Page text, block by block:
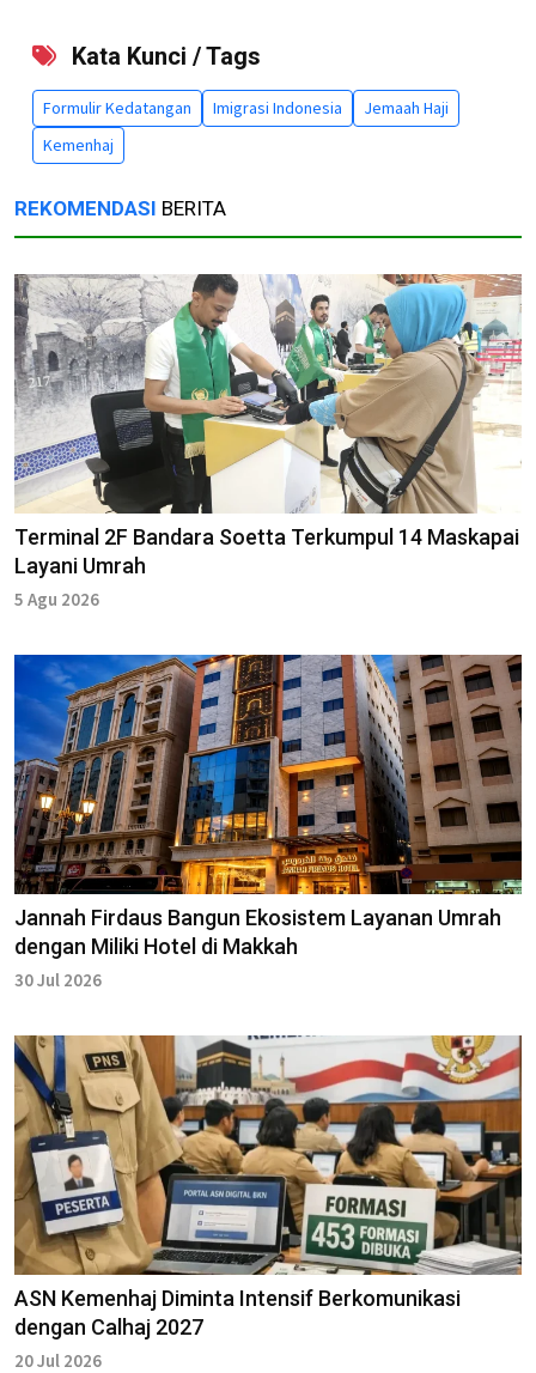
Kata Kunci / Tags
Formulir Kedatangan Imigrasi Indonesia
Jemaah Haji
Kemenhaj
REKOMENDASI BERITA
Terminal 2F Bandara Soetta Terkumpul 14 Maskapai
Layani Umrah
5 Agu 2026
Jannah Firdaus Bangun Ekosistem Layanan Umrah
dengan Miliki Hotel di Makkah
30 Jul 2026
ASN Kemenhaj Diminta Intensif Berkomunikasi
dengan Calhaj 2027
20 Jul 2026